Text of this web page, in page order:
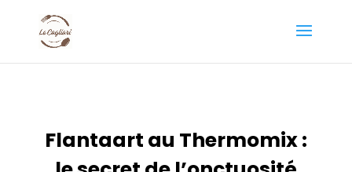
Flantaart au Thermomix :